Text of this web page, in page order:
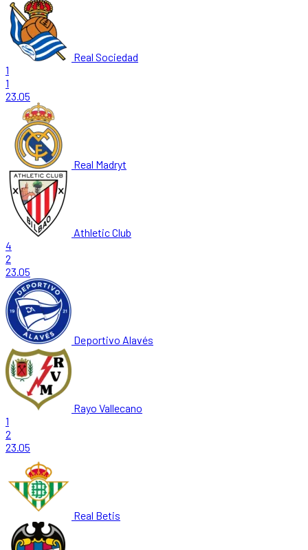
Real Sociedad
1
1
23.05
Real Madryt
Athletic Club
4
2
23.05
Deportivo Alavés
Rayo Vallecano
1
2
23.05
Real Betis